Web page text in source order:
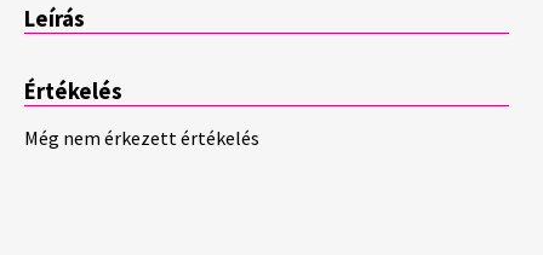
Leírás
Értékelés
Még nem érkezett értékelés